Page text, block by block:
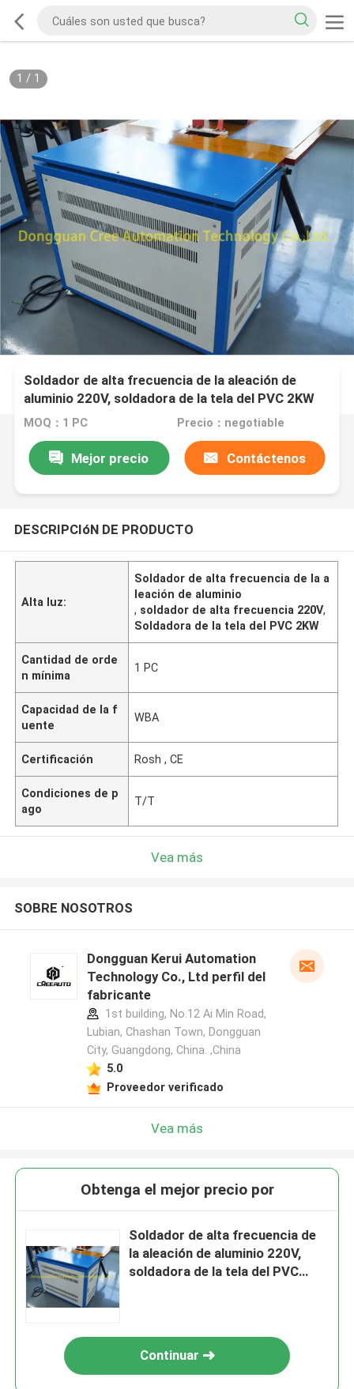
1 / 1
Soldador de alta frecuencia de la aleación de
aluminio 220V, soldadora de la tela del PVC 2KW
MOQ：1 PC Precio：negotiable
Mejor precio Contáctenos
DESCRIPCIóN DE PRODUCTO
Alta luz:
Soldador de alta frecuencia de la a
leación de aluminio
, soldador de alta frecuencia 220V,
Soldadora de la tela del PVC 2KW
Cantidad de orde
n mínima
1 PC
Capacidad de la f
uente
WBA
Certificación Rosh , CE
Condiciones de p
ago
T/T
Vea más
SOBRE NOSOTROS
Dongguan Kerui Automation
Technology Co., Ltd perfil del
fabricante
1st building, No.12 Ai Min Road,
Lubian, Chashan Town, Dongguan
City, Guangdong, China. ,China
5.0
Proveedor verificado
Vea más
Obtenga el mejor precio por
Soldador de alta frecuencia de
la aleación de aluminio 220V,
soldadora de la tela del PVC
Continuar